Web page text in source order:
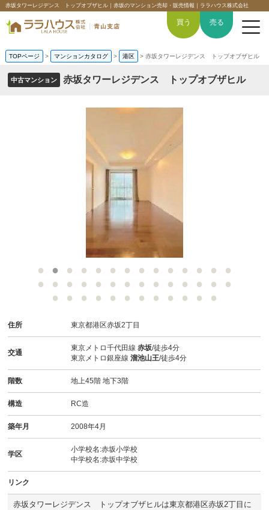
赤坂タワーレジデンス トップオブザヒル｜赤坂のマンション売却・販売情報｜ララハウス株式会社
スタッフ紹介
お知らせ
来店予約
買う 売る
TOPページ > マンションカタログ > 港区 > 赤坂タワーレジデンス トップオブザヒル
中古マンション 赤坂タワーレジデンス トップオブザヒル
住所 東京都港区赤坂2丁目
交通
東京メトロ千代田線赤坂/徒歩4分
東京メトロ銀座線溜池山王/徒歩4分
階数 地上45階 地下3階
構造 RC造
築年月 2008年4月
学区
小学校名:赤坂小学校
中学校名:赤坂中学校
リンク
赤坂タワーレジデンス トップオブザヒルは東京都港区赤坂2丁目に